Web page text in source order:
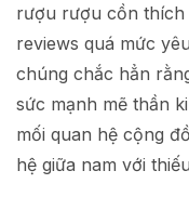
rượu rượu cồn thích
reviews quá mức
chúng chắc hẳn
sức mạnh mẽ thần
mối quan hệ cộng
hệ giữa nam với